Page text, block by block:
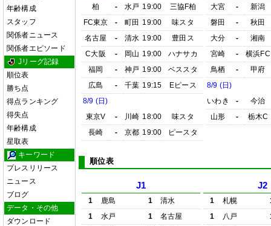
年齢構成
スタッフ
関係者ニュース
関係者エピソード
Jリーグ記録
順位表
勝ち点
得点ランキング
得失点
年齢構成
星取表
キーワード
プレスリリース
ニュース
ブログ
データ・その他
ダウンロード
柏
- 水戸 19:00
三協F柏
FC東京
- 町田 19:00
味スタ
名古屋
- 清水 19:00
豊田ス
C大阪
- 岡山 19:00
ハナサカ
福岡
- 神戸 19:00
ベススタ
広島
- 千葉 19:15
Eピース
8/9 (日)
東京V
- 川崎 18:00
味スタ
長崎
- 京都 19:00 ピースタ
大宮
-
新潟
磐田
-
秋田
大分
-
湘南
宮崎
-
横浜FC
鳥栖
-
甲府
8/9 (日)
いわき
-
今治
山形
- 栃木C
順位表
J1
1 鹿島 1
清水
1
水戸 1
名古屋
J2
1 札幌
1
八戸